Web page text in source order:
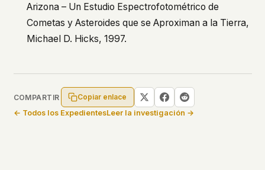
Arizona – Un Estudio Espectrofotométrico de
Cometas y Asteroides que se Aproximan a la Tierra,
Michael D. Hicks, 1997.
COMPARTIR
Copiar enlace
← Todos los ExpedientesLeer la investigación →